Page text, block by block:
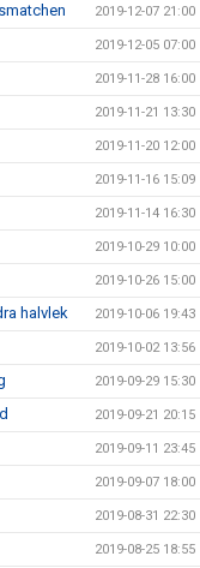
2019-12-07 21:00
2019-12-05 07:00
2019-11-28 16:00
2019-11-21 13:30
2019-11-20 12:00
2019-11-16 15:09
2019-11-14 16:30
2019-10-29 10:00
2019-10-26 15:00
halvlek 2019-10-06 19:43
2019-10-02 13:56
2019-09-29 15:30
2019-09-21 20:15
2019-09-11 23:45
2019-09-07 18:00
2019-08-31 22:30
2019-08-25 18:55